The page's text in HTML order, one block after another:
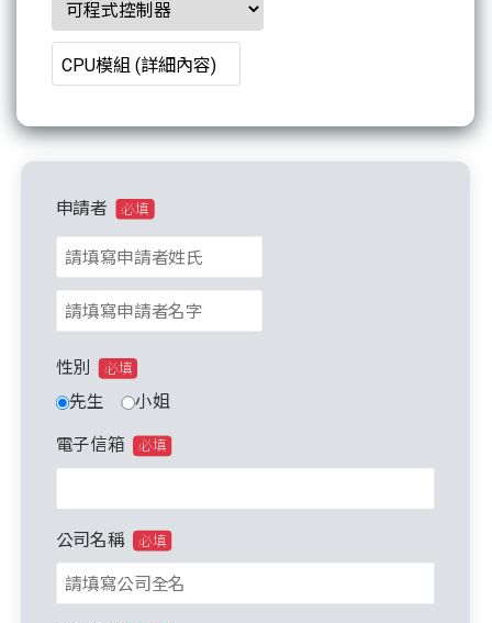
申請者 必填
性別 必填
先生 小姐
電子信箱 必填
公司名稱 必填